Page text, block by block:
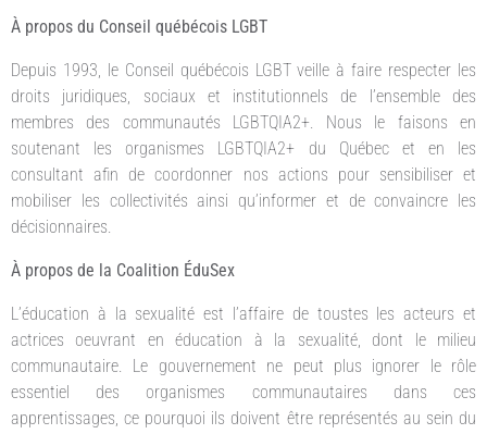
À propos du Conseil québécois LGBT
Depuis 1993, le Conseil québécois LGBT veille à faire respecter les
droits juridiques, sociaux et institutionnels de l’ensemble des
membres des communautés LGBTQIA2+. Nous le faisons en
soutenant les organismes LGBTQIA2+ du Québec et en les
consultant afin de coordonner nos actions pour sensibiliser et
mobiliser les collectivités ainsi qu’informer et de convaincre les
décisionnaires.
À propos de la Coalition ÉduSex
L’éducation à la sexualité est l’affaire de toustes les acteurs et
actrices oeuvrant en éducation à la sexualité, dont le milieu
communautaire. Le gouvernement ne peut plus ignorer le rôle
essentiel des organismes communautaires dans ces
apprentissages, ce pourquoi ils doivent être représentés au sein du